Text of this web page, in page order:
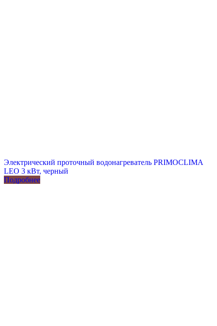
Электрический проточный водонагреватель PRIMOCLIMA
LEO 3 кВт, черный
Подробнее